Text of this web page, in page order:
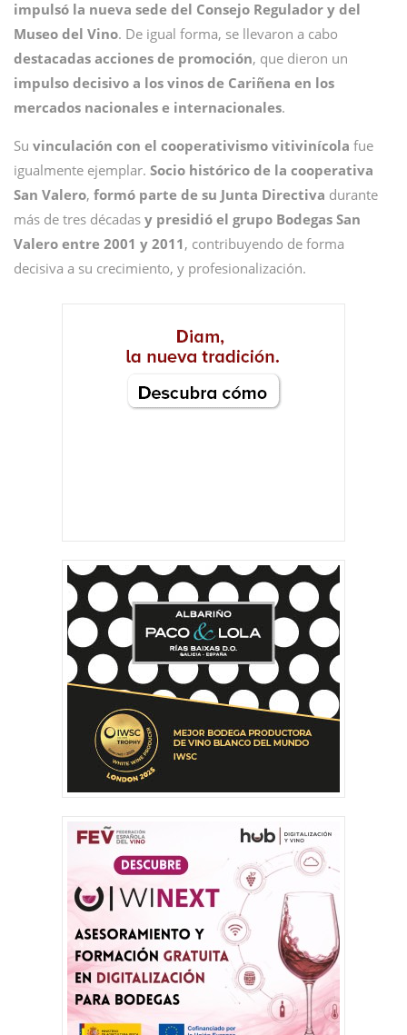
impulsó la nueva sede del Consejo Regulador y del
Museo del Vino. De igual forma, se llevaron a cabo
destacadas acciones de promoción, que dieron un
impulso decisivo a los vinos de Cariñena en los
mercados nacionales e internacionales.
Su vinculación con el cooperativismo vitivinícola fue
igualmente ejemplar. Socio histórico de la cooperativa
San Valero, formó parte de su Junta Directiva durante
más de tres décadas y presidió el grupo Bodegas San
Valero entre 2001 y 2011 , contribuyendo de forma
decisiva a su crecimiento, y profesionalización.